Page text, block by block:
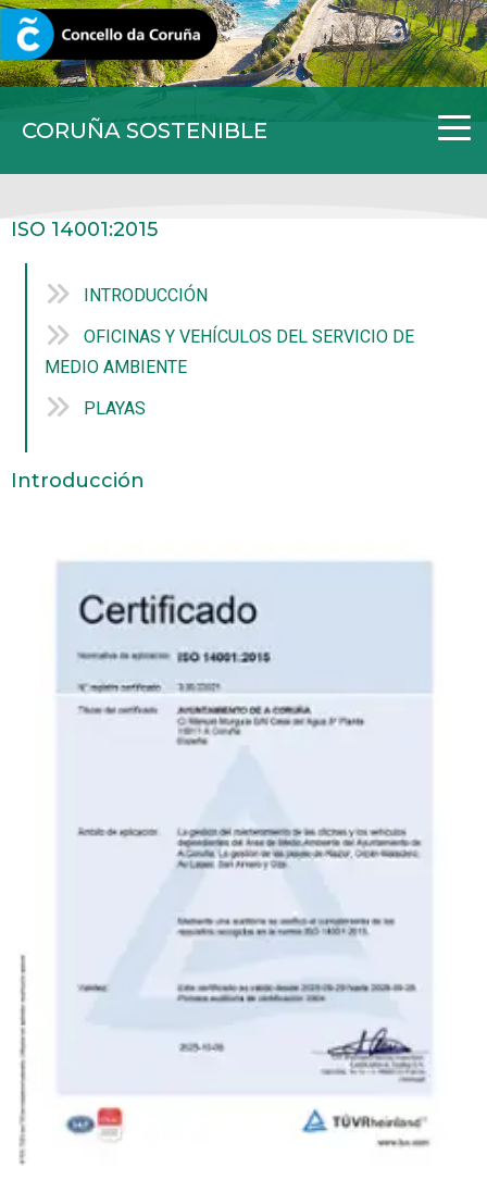
CORUÑA SOSTENIBLE
CORUNA.GAL
ISO 14001:2015
INTRODUCCIÓN
OFICINAS Y VEHÍCULOS DEL SERVICIO DE
MEDIO AMBIENTE
PLAYAS
Introducción